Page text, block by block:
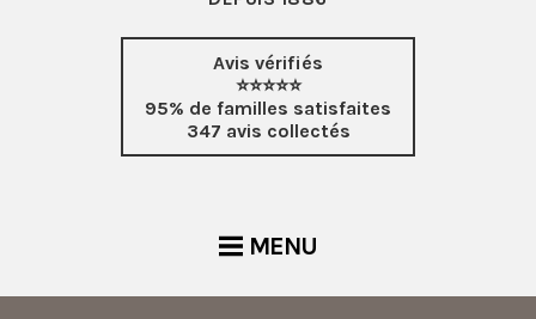
Avis vérifiés
⭐⭐⭐⭐⭐
95% de familles satisfaites
347 avis collectés
MENU